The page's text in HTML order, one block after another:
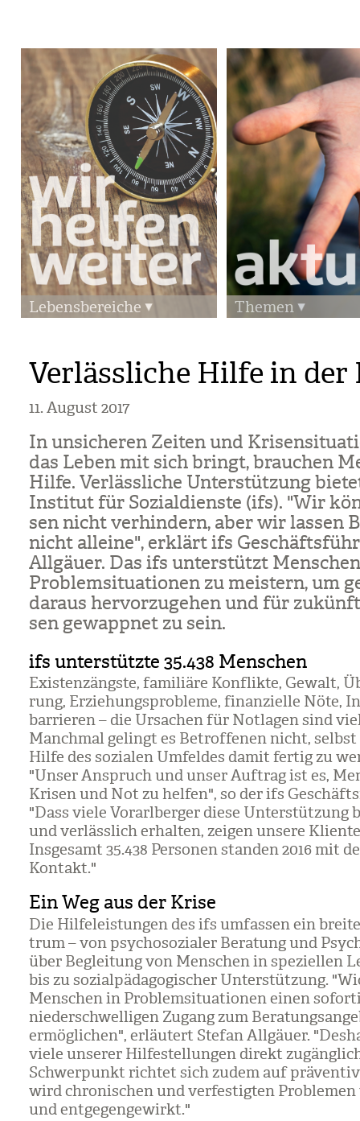
Lebensbereiche Themen
Verlässliche Hilfe in der
11. August 2017
In unsi­che­ren Zei­ten und
das Leben mit sich bringt, brau­chen
Hilfe. Ver­läss­li­che Unter­stüt­zung
Insti­tut für Sozi­al­dienste (ifs). "Wir
sen nicht ver­hin­dern, aber wir las­sen
nicht alleine", erklärt ifs
All­gäuer. Das ifs unter­stützt
Pro­blem­si­tua­tio­nen zu meis­tern, um
dar­aus her­vor­zu­ge­hen und für
sen gewapp­net zu sein.
ifs unterstützte 35.438 Menschen
Exis­tenz­ängste, fami­liäre Kon­flikte, Gewalt,
rung, Erzie­hungs­pro­bleme, finan­zi­elle Nöte,
bar­rie­ren – die Ursa­chen für Not­la­gen sind
Manch­mal gelingt es Betrof­fe­nen nicht,
Hilfe des sozia­len Umfel­des damit fer­tig zu
"Unser Anspruch und unser Auf­trag ist es,
Kri­sen und Not zu hel­fen", so der ifs
"Dass viele Vor­arl­ber­ger diese Unter­stüt­zung
und ver­läss­lich erhal­ten, zei­gen unsere
Ins­ge­samt 35.438 Per­so­nen stan­den 2016 mit
Kon­takt."
Ein Weg aus der Krise
Die Hil­fe­leis­tun­gen des ifs umfas­sen ein
trum – von psy­cho­so­zia­ler Bera­tung und
über Beglei­tung von Men­schen in spe­zi­el­len
bis zu sozi­al­päd­ago­gi­scher Unter­stüt­zung.
Men­schen in Pro­blem­si­tua­tio­nen einen
nie­der­schwel­li­gen Zugang zum
ermög­li­chen", erläu­tert Ste­fan All­gäuer.
viele unse­rer Hil­fe­stel­lun­gen direkt
Schwer­punkt rich­tet sich zudem auf
wird chro­ni­schen und ver­fes­tig­ten Pro­ble­men
und ent­ge­gen­ge­wirkt."